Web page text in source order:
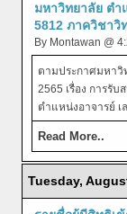
มหาวิทยาลัย ตำ
5812 ภาควิชาวิ
By Montawan @
ตามประกาศมหา
2565 เรื่อง การรั
ตำแหน่งอาจารย์
Read More..
Tuesday,